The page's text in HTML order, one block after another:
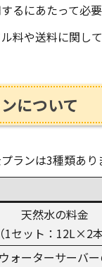
るにあたって必
料や送料に関し
について
ランは3種類あ
天然水の料金
（1セット：12L×2本
ウォーターサーバ